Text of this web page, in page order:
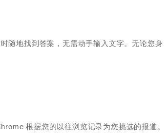
随地找到答案，无需动手输入文字。无论您身
根据您的以往浏览记录为您挑选的报道。